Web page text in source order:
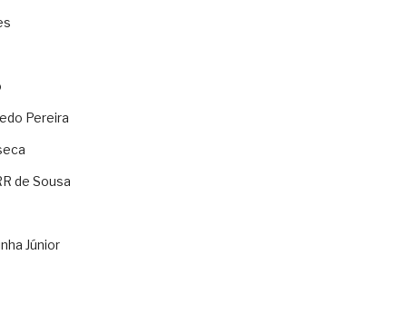
Pereira
de Sousa
Júnior